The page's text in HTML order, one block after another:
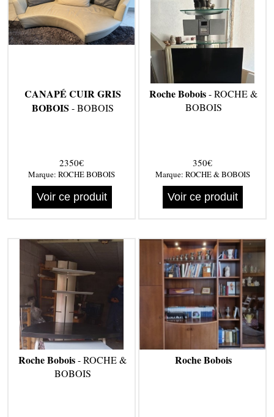
CANAPÉ CUIR GRIS
BOBOIS - BOBOIS
2350€
Marque: ROCHE BOBOIS
Voir ce produit
Roche Bobois- ROCHE &
BOBOIS
350€
Marque: ROCHE & BOBOIS
Voir ce produit
Roche Bobois- ROCHE &
BOBOIS
Roche Bobois